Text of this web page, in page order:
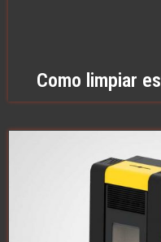
Como limpiar